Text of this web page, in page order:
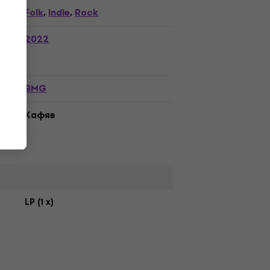
Folk,Indie,Rock
2022
BMG
Кафяв
LP (1 x)